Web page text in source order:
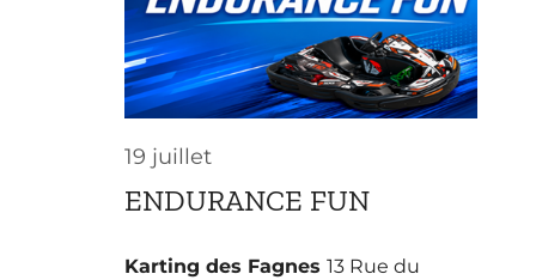
19 juillet
ENDURANCE FUN
Karting des Fagnes 13 Rue du